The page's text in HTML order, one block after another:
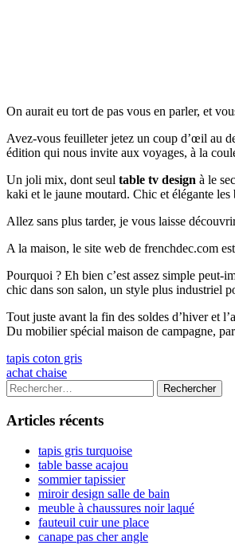
On aurait eu tort de pas vous en parler, et
Avez-vous feuilleter jetez un coup d’œil au
édition qui nous invite aux voyages, à la
Un joli mix, dont seul table tv design à le
kaki et le jaune moutard. Chic et élégante
Allez sans plus tarder, je vous laisse
A la maison, le site web de frenchdec.com
Pourquoi ? Eh bien c’est assez simple peut-
chic dans son salon, un style plus industriel
Tout juste avant la fin des soldes d’hiver et
Du mobilier spécial maison de campagne,
Navigation
de
l’article
Previous
article:
tapis coton gris
Next
article:
achat chaise
Colonne
latérale
principale
Rechercher :
Articles récents
tapis gris turquoise
table basse acajou
sommier tapissier
miroir design salle de bain
meuble à chaussures noir laqué
fauteuil cuir une place
canape pas cher angle